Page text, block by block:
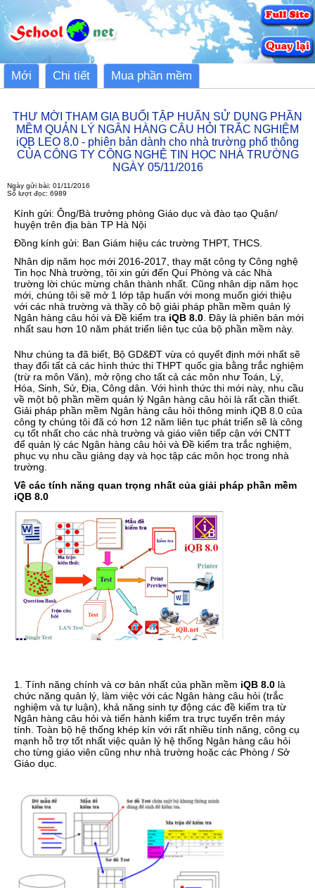
Mới Chi tiết Mua phần mềm
THƯ MỜI THAM GIA BUỔI TẬP HUẤN SỬ DỤNG PHẦN
MỀM QUẢN LÝ NGÂN HÀNG CÂU HỎI TRẮC NGHIỆM
iQB LEO 8.0 - phiên bản dành cho nhà trường phổ thông
CỦA CÔNG TY CÔNG NGHỆ TIN HỌC NHÀ TRƯỜNG
NGÀY 05/11/2016
Ngày gửi bài: 01/11/2016
Số lượt đọc: 6989
Kính gửi: Ông/Bà trưởng phòng Giáo dục và đào tạo Quận/
huyện trên địa bàn TP Hà Nội
Đồng kính gửi: Ban Giám hiệu các trường THPT, THCS.
Nhân dịp năm học mới 2016-2017, thay mặt công ty Công nghệ
Tin học Nhà trường, tôi xin gửi đến Quí Phòng và các Nhà
trường lời chúc mừng chân thành nhất. Cũng nhân dịp năm học
mới, chúng tôi sẽ mở 1 lớp tập huấn với mong muốn giới thiệu
với các nhà trường và thầy cô bộ giải pháp phần mềm quản lý
Ngân hàng câu hỏi và Đề kiểm tra iQB 8.0 . Đây là phiên bản mới
nhất sau hơn 10 năm phát triển liên tục của bộ phần mềm này.
Như chúng ta đã biết, Bộ GD&ĐT vừa có quyết định mới nhất sẽ
thay đổi tất cả các hình thức thi THPT quốc gia bằng trắc nghiệm
(trừ ra môn Văn), mở rộng cho tất cả các môn như Toán, Lý,
Hóa, Sinh, Sử, Địa, Công dân. Với hình thức thi mới này, nhu cầu
về một bộ phần mềm quản lý Ngân hàng câu hỏi là rất cần thiết.
Giải pháp phần mềm Ngân hàng câu hỏi thông minh iQB 8.0 của
công ty chúng tôi đã có hơn 12 năm liên tục phát triển sẽ là công
cụ tốt nhất cho các nhà trường và giáo viên tiếp cận với CNTT
để quản lý các Ngân hàng câu hỏi và Đề kiểm tra trắc nghiệm,
phục vụ nhu cầu giảng dạy và học tập các môn học trong nhà
trường.
Về các tính năng quan trọng nhất của giải pháp phần mềm
iQB 8.0
1. Tính năng chính và cơ bản nhất của phần mềm iQB 8.0 là
chức năng quản lý, làm việc với các Ngân hàng câu hỏi (trắc
nghiệm và tự luận), khả năng sinh tự động các đề kiểm tra từ
Ngân hàng câu hỏi và tiến hành kiểm tra trực tuyến trên máy
tính. Toàn bộ hệ thống khép kín với rất nhiều tính năng, công cụ
mạnh hỗ trợ tốt nhất việc quản lý hệ thống Ngân hàng câu hỏi
cho từng giáo viên cũng như nhà trường hoặc các Phòng / Sở
Giáo dục.